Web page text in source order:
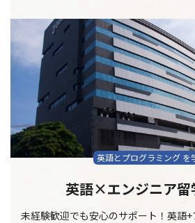
英語とプログラミング を
英語×エンジニア留
未経験歓迎でも安心のサポート！英語